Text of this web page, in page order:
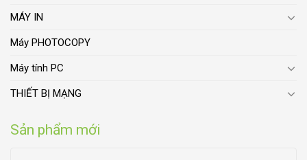
MÁY IN
Máy PHOTOCOPY
Máy tính PC
THIẾT BỊ MẠNG
Sản phẩm mới